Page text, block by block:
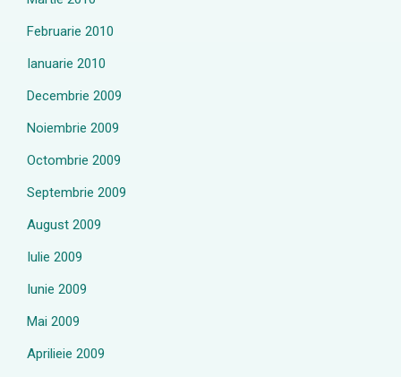
Februarie 2010
Ianuarie 2010
Decembrie 2009
Noiembrie 2009
Octombrie 2009
Septembrie 2009
August 2009
Iulie 2009
Iunie 2009
Mai 2009
Aprilieie 2009